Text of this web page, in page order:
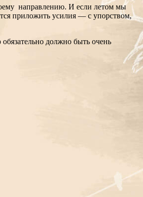
направлению. И если летом мы
приложить усилия — с упорством,
должно быть очень